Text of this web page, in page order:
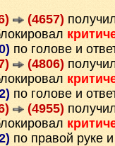
(4657)
по голове и
(4806)
по голове и
(4955)
по правой руке